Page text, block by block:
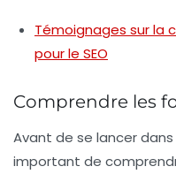
Témoignages sur la
pour le SEO
Comprendre les
Avant de se lancer dans
important de